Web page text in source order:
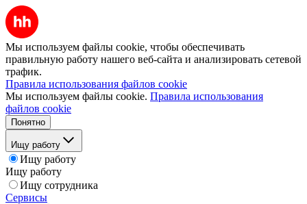
Мы используем файлы cookie, чтобы обеспечивать
правильную работу нашего веб-сайта и анализировать сетевой
трафик.
Правила использования файлов cookie
Мы используем файлы cookie. Правила использования
файлов cookie
Понятно
Ищу работу
Ищу работу
Ищу работу
Ищу сотрудника
Сервисы